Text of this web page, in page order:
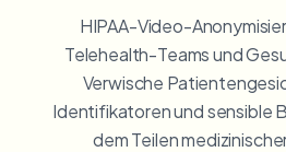
Gesicht weichzeichnen
Kennzeichen weichzeichnen
View all features
Browse every blur tool in one place
Unternehmen
Schulen & Bildung
Ressourcen
HIPAA-Video-
Telehealth-Teams und
Verwische
Identifikatoren und sensible
dem Teilen